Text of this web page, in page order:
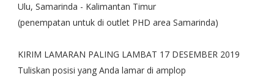
Ulu, Samarinda - Kalimantan Timur
(penempatan untuk di outlet PHD area Samarinda)
KIRIM LAMARAN PALING LAMBAT 17 DESEMBER 2019
Tuliskan posisi yang Anda lamar di amplop